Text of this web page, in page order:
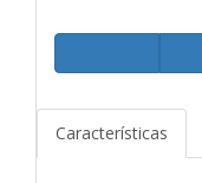
Características